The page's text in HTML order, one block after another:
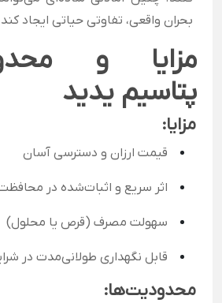
بحران واقعی، تفاوتی حیاتی ایجاد
مزایا و
پتاسیم یدید
مزایا:
قیمت ارزان و دسترسی آسان
اثر سریع و اثبات‌شده در محافظت
سهولت مصرف (قرص یا محلول)
قابل نگهداری طولانی‌مدت در
محدودیت‌ها: